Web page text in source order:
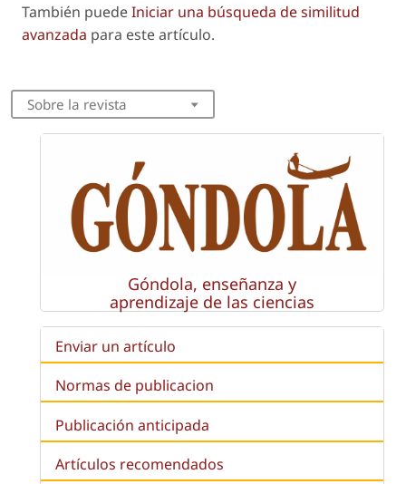
También puedeIniciar una búsqueda de similitud
avanzada para este artículo.
Sobre la revista
Góndola, enseñanza y
aprendizaje de las ciencias
Enviar un artículo
Normas de publicacion
Publicación anticipada
Artículos recomendados